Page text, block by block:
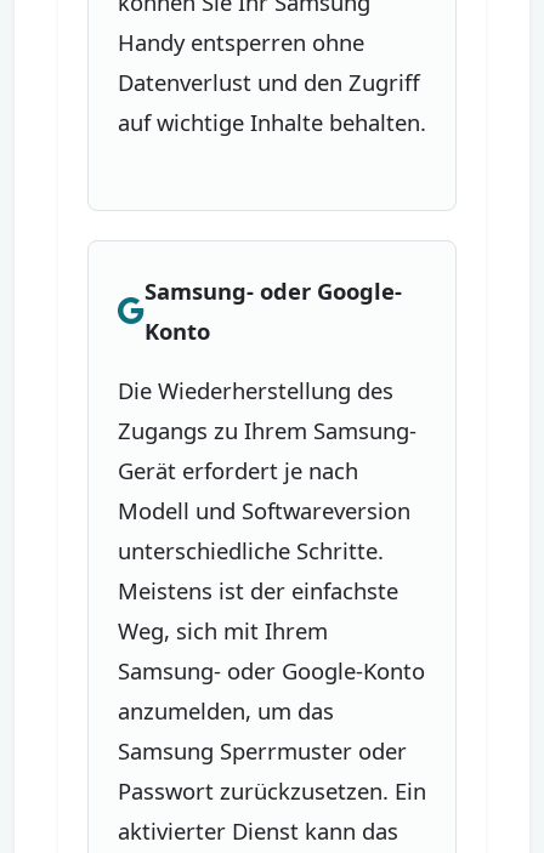
Handy entsperren ohne
Datenverlust und den Zugriff
auf wichtige Inhalte behalten.
Samsung- oder Google-
Konto
Die Wiederherstellung des
Zugangs zu Ihrem Samsung-
Gerät erfordert je nach
Modell und Softwareversion
unterschiedliche Schritte.
Meistens ist der einfachste
Weg, sich mit Ihrem
Samsung- oder Google-Konto
anzumelden, um das
Samsung Sperrmuster oder
Passwort zurückzusetzen. Ein
aktivierter Dienst kann das